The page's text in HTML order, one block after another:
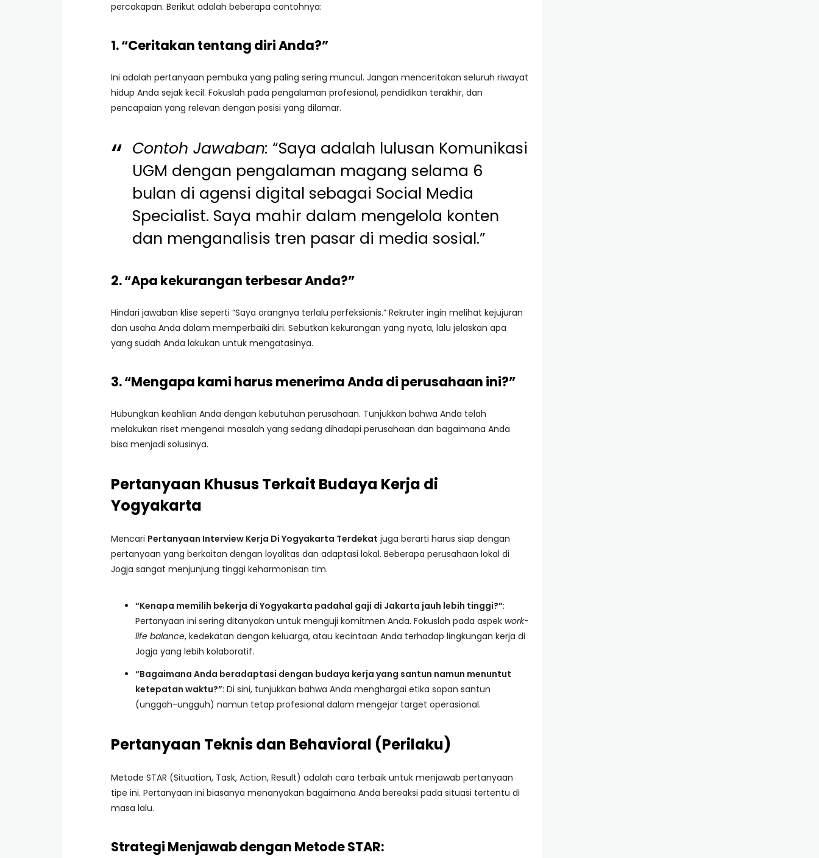
percakapan. Berikut adalah beberapa contohnya:
1. “Ceritakan tentang diri Anda?”
Ini adalah pertanyaan pembuka yang paling sering muncul. Jangan menceritakan seluruh riwayat
hidup Anda sejak kecil. Fokuslah pada pengalaman profesional, pendidikan terakhir, dan
pencapaian yang relevan dengan posisi yang dilamar.
Contoh Jawaban: “Saya adalah lulusan Komunikasi
UGM dengan pengalaman magang selama 6
bulan di agensi digital sebagai Social Media
Specialist. Saya mahir dalam mengelola konten
dan menganalisis tren pasar di media sosial.”
2. “Apa kekurangan terbesar Anda?”
Hindari jawaban klise seperti “Saya orangnya terlalu perfeksionis.” Rekruter ingin melihat kejujuran
dan usaha Anda dalam memperbaiki diri. Sebutkan kekurangan yang nyata, lalu jelaskan apa
yang sudah Anda lakukan untuk mengatasinya.
3. “Mengapa kami harus menerima Anda di perusahaan ini?”
Hubungkan keahlian Anda dengan kebutuhan perusahaan. Tunjukkan bahwa Anda telah
melakukan riset mengenai masalah yang sedang dihadapi perusahaan dan bagaimana Anda
bisa menjadi solusinya.
Pertanyaan Khusus Terkait Budaya Kerja di
Yogyakarta
Mencari Pertanyaan Interview Kerja Di Yogyakarta Terdekat juga berarti harus siap dengan
pertanyaan yang berkaitan dengan loyalitas dan adaptasi lokal. Beberapa perusahaan lokal di
Jogja sangat menjunjung tinggi keharmonisan tim.
“Kenapa memilih bekerja di Yogyakarta padahal gaji di Jakarta jauh lebih tinggi?”:
Pertanyaan ini sering ditanyakan untuk menguji komitmen Anda. Fokuslah pada aspek work-
life balance, kedekatan dengan keluarga, atau kecintaan Anda terhadap lingkungan kerja di
Jogja yang lebih kolaboratif.
“Bagaimana Anda beradaptasi dengan budaya kerja yang santun namun menuntut
ketepatan waktu?”: Di sini, tunjukkan bahwa Anda menghargai etika sopan santun
(unggah-ungguh) namun tetap profesional dalam mengejar target operasional.
Pertanyaan Teknis dan Behavioral (Perilaku)
Metode STAR (Situation, Task, Action, Result) adalah cara terbaik untuk menjawab pertanyaan
tipe ini. Pertanyaan ini biasanya menanyakan bagaimana Anda bereaksi pada situasi tertentu di
masa lalu.
Strategi Menjawab dengan Metode STAR: